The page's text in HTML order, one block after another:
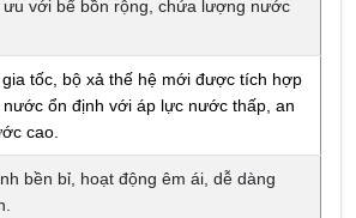
với bể bồn rộng, chứa lượng nước
tốc, bộ xả thế hệ mới được tích hợp
ổn định với áp lực nước thấp, an
cao.
bền bỉ, hoạt động êm ái, dễ dàng